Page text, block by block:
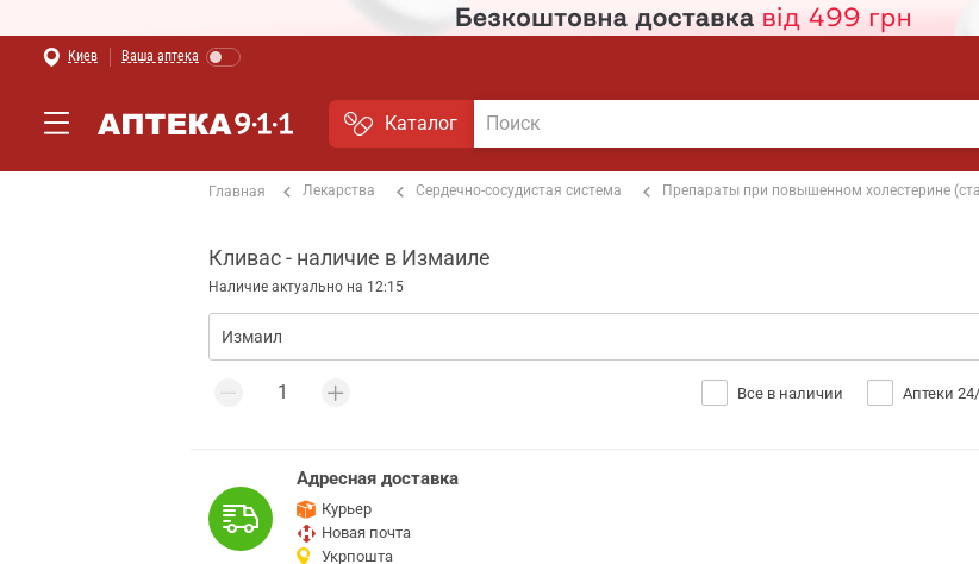
Киев Ваша аптека
Каталог
Главная Лекарства Сердечно-сосудистая система Препараты при повышенном холестерине
Кливас - наличие в Измаиле
Наличие актуально на 12:15
Все в наличии Аптеки
Адресная доставка
Курьер
Новая почта
Укрпошта